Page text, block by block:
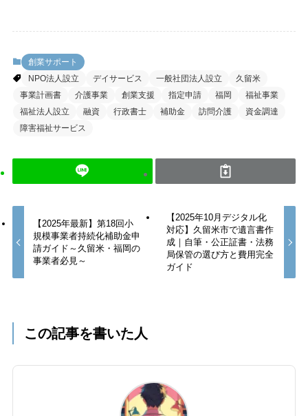
創業サポート
NPO法人設立
デイサービス 一般社団法人設立
久留米
事業計画書
介護事業 創業支援 指定申請 福岡
福祉事業
福祉法人設立
融資 行政書士 補助金 訪問介護
資金調達
障害福祉サービス
【2025年最新】第18回小
規模事業者持続化補助金申
請ガイド～久留米・福岡の
事業者必見～
【2025年10月デジタル化
対応】久留米市で遺言書作
成｜自筆・公正証書・法務
局保管の選び方と費用完全
ガイド
この記事を書いた人